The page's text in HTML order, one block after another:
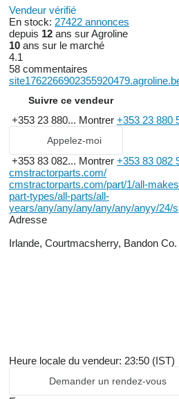
Vendeur vérifié
En stock: 27422 annonces
depuis 12 ans sur Agroline
10 ans sur le marché
4.1
58 commentaires
Suivre ce vendeur
+353 23 880... Montrer +353 23 880
Appelez-moi
+353 83 082... Montrer +353 83 082
cmstractorparts.com/
cmstractorparts.com/part/1/all-
part-types/all-parts/all-
years/any/any/any/any/any/anyy/24/
Adresse
Irlande, Courtmacsherry, Bandon
Heure locale du vendeur: 23:50 (IST)
Demander un rendez-vous